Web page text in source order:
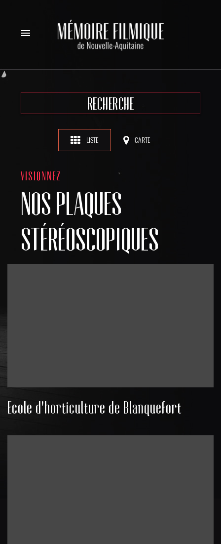
menu
RECHERCHE
LISTE CARTE
VISIONNEZ
NOS PLAQUES
STÉRÉOSCOPIQUES
Ecole d'horticulture de Blanquefort